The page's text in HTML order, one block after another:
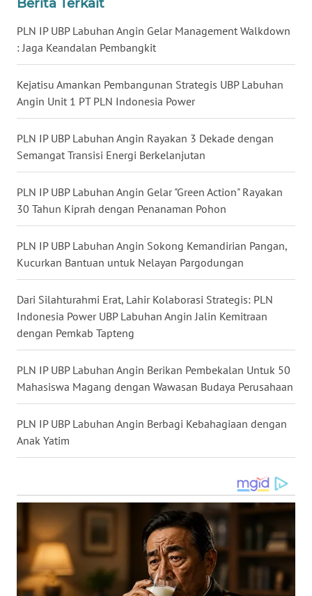
PLN IP UBP Labuhan Angin Gelar Management Walkdown
: Jaga Keandalan Pembangkit
Kejatisu Amankan Pembangunan Strategis UBP Labuhan
Angin Unit 1 PT PLN Indonesia Power
PLN IP UBP Labuhan Angin Rayakan 3 Dekade dengan
Semangat Transisi Energi Berkelanjutan
PLN IP UBP Labuhan Angin Gelar "Green Action" Rayakan
30 Tahun Kiprah dengan Penanaman Pohon
PLN IP UBP Labuhan Angin Sokong Kemandirian Pangan,
Kucurkan Bantuan untuk Nelayan Pargodungan
Dari Silahturahmi Erat, Lahir Kolaborasi Strategis: PLN
Indonesia Power UBP Labuhan Angin Jalin Kemitraan
dengan Pemkab Tapteng
PLN IP UBP Labuhan Angin Berikan Pembekalan Untuk 50
Mahasiswa Magang dengan Wawasan Budaya Perusahaan
PLN IP UBP Labuhan Angin Berbagi Kebahagiaan dengan
Anak Yatim
LANGKAT
TAPANULI
SELATAN
WN
TANJUNG
LESUNG
WN
KARO
WN
TAPANULI
WN DELI
SERDANG
WN
TEBING
PAKPAK
WN
KARAWANG